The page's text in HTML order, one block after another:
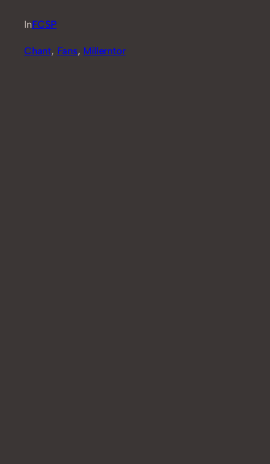
InFCSP
Chant, Fans, Millerntor